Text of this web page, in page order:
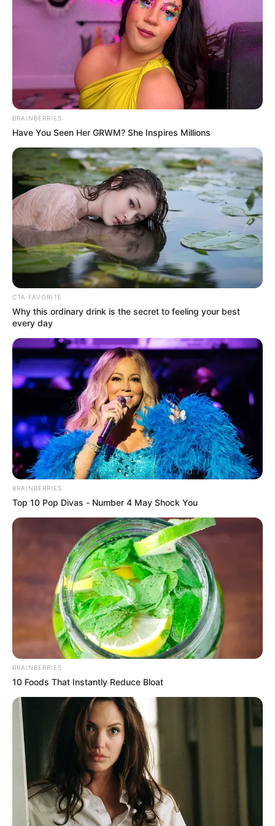
De esta manera, se dio continuidad al partido que finalizó
COMPARTIR
TEMAS RELACIONADOS
VAR SELECCIÓN COLOMBIA MUNDIAL DE FÚTBOL
MANTÉNGASE EN ALERTA
Tenemos todas las noticias que le
interesan. Para estar bien informado, por
ACTIVAR AHORA
TEMAS DESTACADOS
CIERRES VIALES EN BUCARAMANGA
TRANSVERSAL DEL CARARE
FLORIDABLANCA
LLUVIAS EN SANTANDER
CIERRES VIALES EN SANTANDER
BRAINBERRIES
Have You Seen Her GRWM? She Inspires Millions
CTA FAVORITE
Why this ordinary drink is the secret to feeling your best
every day
BRAINBERRIES
Top 10 Pop Divas - Number 4 May Shock You
BRAINBERRIES
10 Foods That Instantly Reduce Bloat